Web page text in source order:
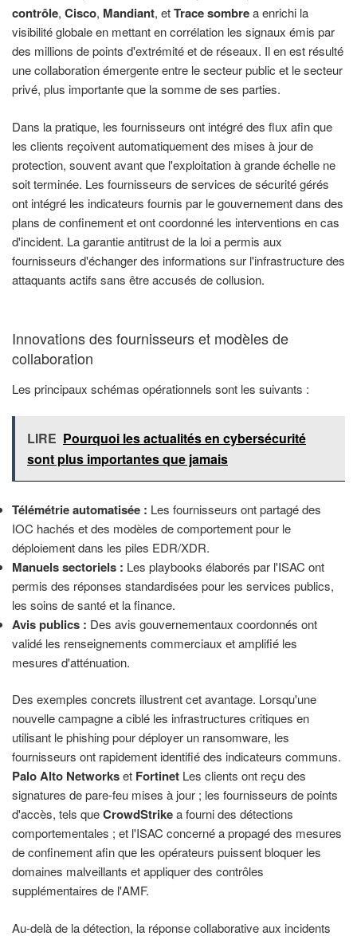
contrôle, Cisco, Mandiant, etTrace sombrea enrichi la
visibilité globale en mettant en corrélation les signaux émis par
des millions de points d'extrémité et de réseaux. Il en est résulté
une collaboration émergente entre le secteur public et le secteur
privé, plus importante que la somme de ses parties.
Dans la pratique, les fournisseurs ont intégré des flux afin que
les clients reçoivent automatiquement des mises à jour de
protection, souvent avant que l'exploitation à grande échelle ne
soit terminée. Les fournisseurs de services de sécurité gérés
ont intégré les indicateurs fournis par le gouvernement dans des
plans de confinement et ont coordonné les interventions en cas
d'incident. La garantie antitrust de la loi a permis aux
fournisseurs d'échanger des informations sur l'infrastructure des
attaquants actifs sans être accusés de collusion.
Innovations des fournisseurs et modèles de
collaboration
Les principaux schémas opérationnels sont les suivants :
LIRE Pourquoi les actualités en cybersécurité
sont plus importantes que jamais
Télémétrie automatisée : Les fournisseurs ont partagé des
IOC hachés et des modèles de comportement pour le
déploiement dans les piles EDR/XDR.
Manuels sectoriels : Les playbooks élaborés par l'ISAC ont
permis des réponses standardisées pour les services publics,
les soins de santé et la finance.
Avis publics : Des avis gouvernementaux coordonnés ont
validé les renseignements commerciaux et amplifié les
mesures d'atténuation.
Des exemples concrets illustrent cet avantage. Lorsqu'une
nouvelle campagne a ciblé les infrastructures critiques en
utilisant le phishing pour déployer un ransomware, les
fournisseurs ont rapidement identifié des indicateurs communs.
Palo Alto Networkset Fortinet Les clients ont reçu des
signatures de pare-feu mises à jour ; les fournisseurs de points
d'accès, tels queCrowdStrikea fourni des détections
comportementales ; et l'ISAC concerné a propagé des mesures
de confinement afin que les opérateurs puissent bloquer les
domaines malveillants et appliquer des contrôles
supplémentaires de l'AMF.
Au-delà de la détection, la réponse collaborative aux incidents